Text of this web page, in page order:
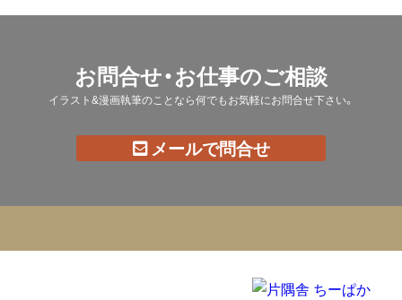
お問合せ・お仕事のご相談
イラスト&漫画執筆のことなら何でもお気軽にお問合せ下さい。
メールで問合せ